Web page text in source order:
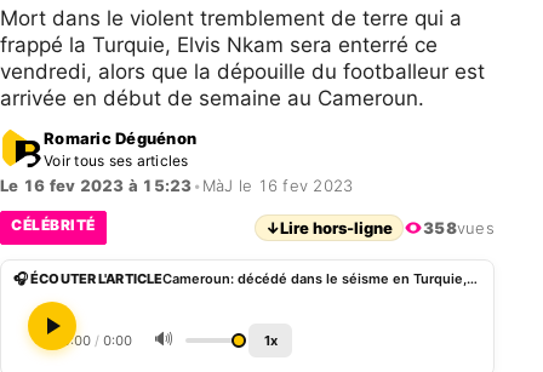
Mort dans le violent tremblement de terre qui a
frappé la Turquie, Elvis Nkam sera enterré ce
vendredi, alors que la dépouille du footballeur est
arrivée en début de semaine au Cameroun.
Romaric Déguénon
Voir tous ses articles
Le 16 fev 2023 à 15:23• MàJ le 16 fev 2023
CÉLÉBRITÉ ↓Lire hors-ligne 358vues
🎧 ÉCOUTER L'ARTICLE Cameroun: décédé dans le séisme en Turquie, Elvis Nkam inhumé ce vendredi
0:00 / 0:00 🔊 1x